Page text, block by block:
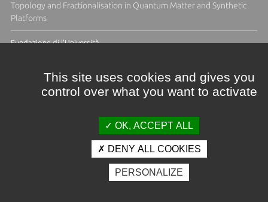
Topology and Fractionalisation in Quantum Matter and Synthetic
Platforms
Fundazione di l'Università
Crédits et mentions légales
Espace presse
Photothèque
This site uses cookies and gives you
control over what you want to activate
OK, ACCEPT ALL
DENY ALL COOKIES
PERSONALIZE